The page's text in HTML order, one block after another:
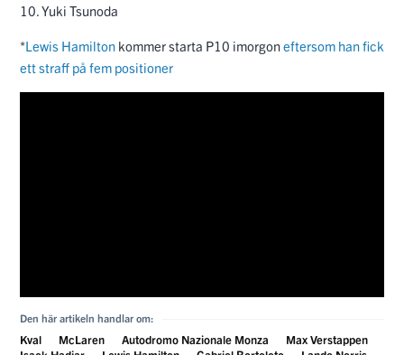
10. Yuki Tsunoda
*Lewis Hamilton kommer starta P10 imorgoneftersom han fick
ett straff på fem positioner
Den här artikeln handlar om:
Kval McLaren Autodromo Nazionale Monza
Max Verstappen